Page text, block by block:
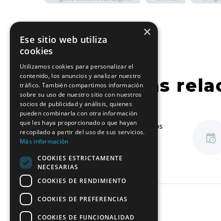
Entradas
Mónica Figuerola: “Nos
ganando”
Laguna piensa en acabar
×
Ese sitio web utiliza
cookies
Utilizamos cookies para personalizar el
contenido, los anuncios y analizar nuestro
tráfico. También compartimos información
sobre su uso de nuestro sitio con nuestros
socios de publicidad y análisis, quienes
pueden combinarla con otra información
que les haya proporcionado o que hayan
recopilado a partir del uso de sus servicios.
Más información
COOKIES ESTRICTAMENTE
NECESARIAS
COOKIES DE RENDIMIENTO
COOKIES DE PREFERENCIAS
COOKIES DE FUNCIONALIDAD